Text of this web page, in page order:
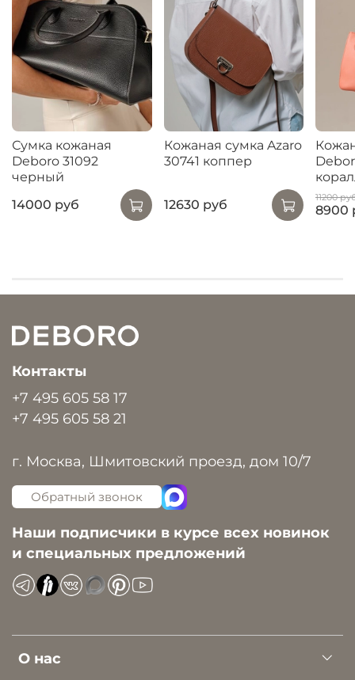
Сумка кожаная
Deboro 31092
черный
14000 руб
Кожаная сумка Azaro
30741 коппер
12630 руб 11200
8900
О нас
Контакты
+7 495 605 58 17
+7 495 605 58 21
г. Москва, Шмитовский проезд, дом 10/7
Обратный звонок
Наши подписчики в курсе всех новинок
и специальных предложений